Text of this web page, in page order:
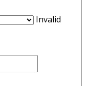
Invalid